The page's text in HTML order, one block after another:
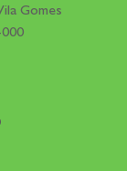
Gomes